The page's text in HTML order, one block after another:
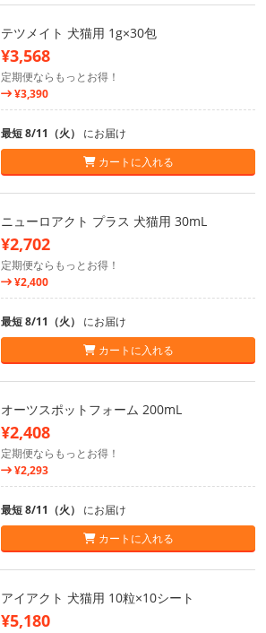
テツメイト 犬猫用 1g×30包
¥3,568
定期便ならもっとお得！
¥3,390
最短 8/11（火） にお届け
カートに入れる
ニューロアクト プラス 犬猫用 30mL
¥2,702
定期便ならもっとお得！
¥2,400
最短 8/11（火） にお届け
カートに入れる
オーツスポットフォーム 200mL
¥2,408
定期便ならもっとお得！
¥2,293
最短 8/11（火） にお届け
カートに入れる
アイアクト 犬猫用 10粒×10シート
¥5,180